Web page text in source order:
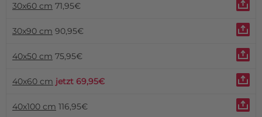
30x60 cm 71,95€
30x90 cm 90,95€
40x50 cm 75,95€
40x60 cm jetzt 69,95€
40x100 cm 116,95€